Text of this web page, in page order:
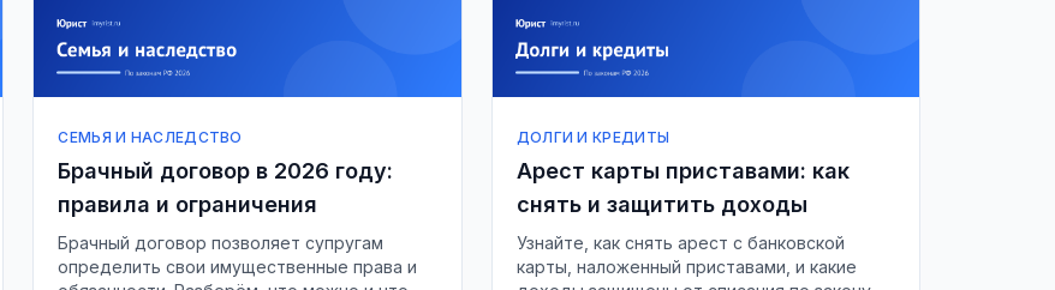
СЕМЬЯ И НАСЛЕДСТВО
Брачный договор в 2026 году:
правила и ограничения
Брачный договор позволяет супругам
определить свои имущественные права и
ДОЛГИ И КРЕДИТЫ
Арест карты приставами: как
снять и защитить доходы
Узнайте, как снять арест с банковской
карты, наложенный приставами, и какие